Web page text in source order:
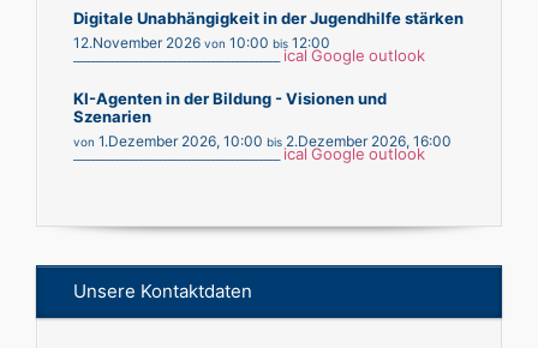
Digitale Unabhängigkeit in der Jugendhilfe stärken
12.November 2026 von 10:00 bis 12:00
ical Google outlook
KI-Agenten in der Bildung - Visionen und
Szenarien
von 1.Dezember 2026, 10:00 bis 2.Dezember 2026, 16:00
ical Google outlook
Unsere Kontaktdaten